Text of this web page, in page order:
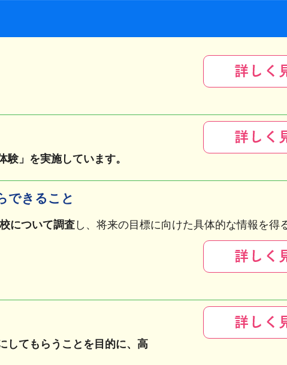
」を実施しています。
できること
について調査 し、将来の目標に向けた具体的な情報を得
してもらうことを目的に、高